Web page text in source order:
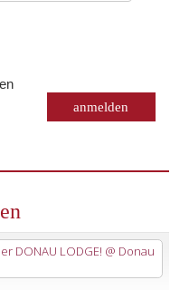
DONAU LODGE! @ Donau